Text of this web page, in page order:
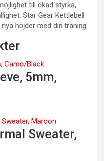
till ökad styrka,
Star Gear Kettlebell
höjder med din träning.
5mm,
Sweater,